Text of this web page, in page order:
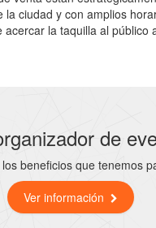
la ciudad y con amplios
acercar la taquilla al público
de
beneficios que tenemos
Ver información